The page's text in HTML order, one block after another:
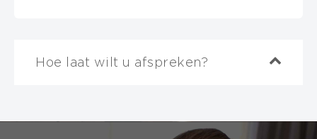
Hoe laat wilt u afspreken?